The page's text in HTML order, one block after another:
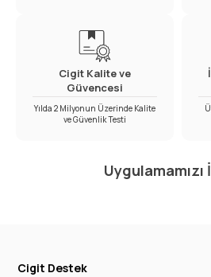
Cigit Kalite ve
Güvencesi
Yılda 2 Milyonun Üzerinde Kalite
ve Güvenlik Testi
Uygulamamızı
Cigit Destek